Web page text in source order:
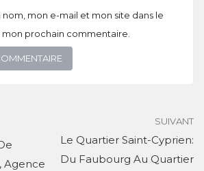
mon e-mail et mon site dans le
prochain commentaire.
Agence
SUIVANT
Le Quartier Saint-Cyprien:
Du Faubourg Au Quartier